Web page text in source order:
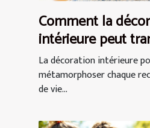
Comment la
intérieure peut
votre espace de
La décoration intérieure
métamorphoser chaque
de vie...